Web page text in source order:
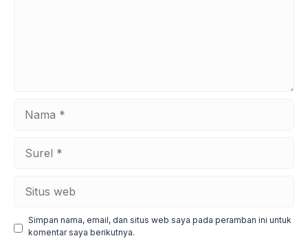
web
Simpan nama, email, dan situs web saya pada peramban ini untuk
komentar saya berikutnya.